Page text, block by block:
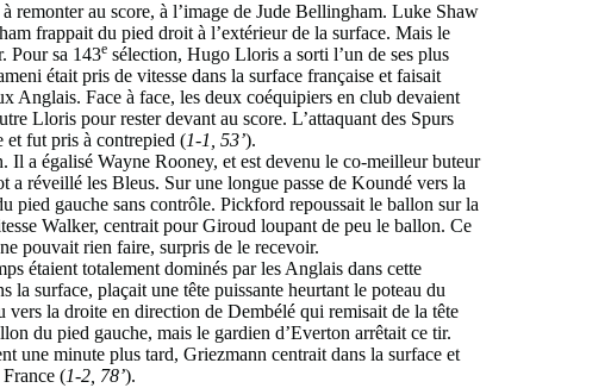
remonter au score, à l’image de Jude Bellingham. Luke Shaw
frappait du pied droit à l’extérieur de la surface. Mais le
Pour sa 143e sélection, Hugo Lloris a sorti l’un de ses plus
était pris de vitesse dans la surface française et faisait
Anglais. Face à face, les deux coéquipiers en club devaient
Lloris pour rester devant au score. L’attaquant des Spurs
fut pris à contrepied (1-1, 53’).
Il a égalisé Wayne Rooney, et est devenu le co-meilleur buteur
réveillé les Bleus. Sur une longue passe de Koundé vers la
pied gauche sans contrôle. Pickford repoussait le ballon sur la
Walker, centrait pour Giroud loupant de peu le ballon. Ce
pouvait rien faire, surpris de le recevoir.
étaient totalement dominés par les Anglais dans cette
surface, plaçait une tête puissante heurtant le poteau du
vers la droite en direction de Dembélé qui remisait de la tête
du pied gauche, mais le gardien d’Everton arrêtait ce tir.
une minute plus tard, Griezmann centrait dans la surface et
(1-2, 78’).